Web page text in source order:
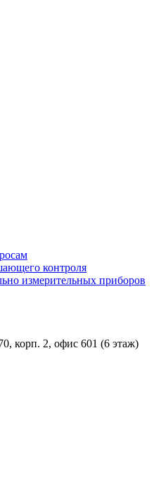
контроля
измерительных приборов
корп. 2, офис 601 (6 этаж)